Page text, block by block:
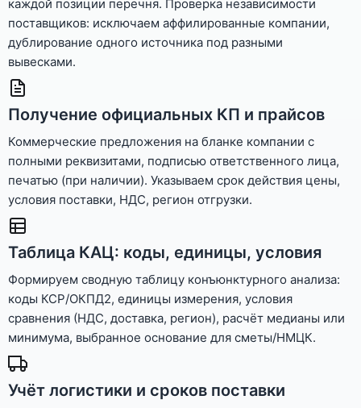
каждой позиции перечня. Проверка независимости
поставщиков: исключаем аффилированные компании,
дублирование одного источника под разными
вывесками.
Получение официальных КП и прайсов
Коммерческие предложения на бланке компании с
полными реквизитами, подписью ответственного лица,
печатью (при наличии). Указываем срок действия цены,
условия поставки, НДС, регион отгрузки.
Таблица КАЦ: коды, единицы, условия
Формируем сводную таблицу конъюнктурного анализа:
коды КСР/ОКПД2, единицы измерения, условия
сравнения (НДС, доставка, регион), расчёт медианы или
минимума, выбранное основание для сметы/НМЦК.
Учёт логистики и сроков поставки